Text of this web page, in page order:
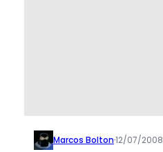
Marcos Bolton·12/07/2008